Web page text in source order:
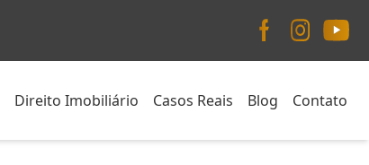
Direito Imobiliário Casos Reais Blog Contato